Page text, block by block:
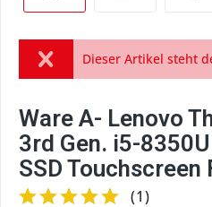
Dieser Artikel steht
Ware A- Lenovo
3rd Gen. i5-
SSD Touchscreen
(1)